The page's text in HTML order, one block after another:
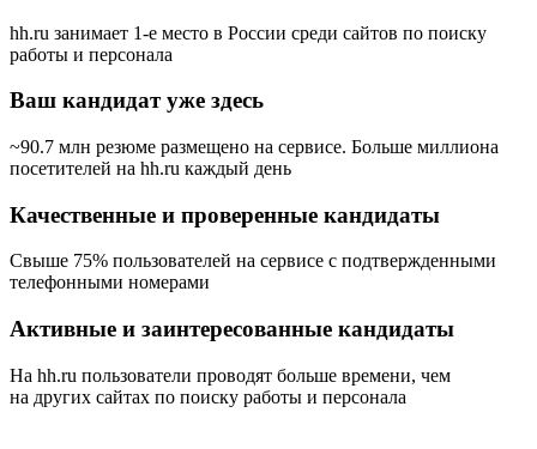
hh.ru занимает 1-е место в России среди сайтов по поиску
работы и персонала
Ваш кандидат уже здесь
~90.7 млн резюме размещено на сервисе. Больше миллиона
посетителей на hh.ru каждый день
Качественные и проверенные кандидаты
Свыше 75% пользователей на сервисе с подтвержденными
телефонными номерами
Активные и заинтересованные кандидаты
На hh.ru пользователи проводят больше времени, чем
на других сайтах по поиску работы и персонала